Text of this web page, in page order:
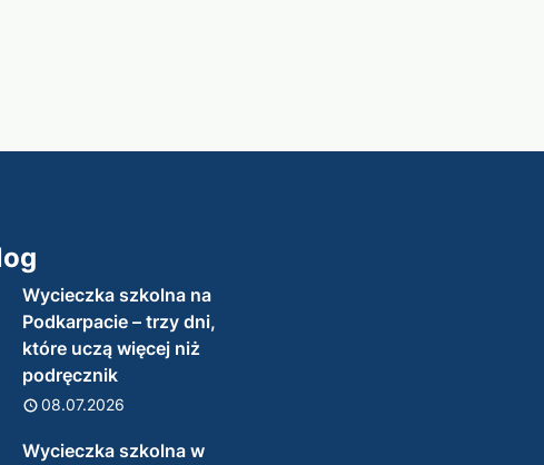
Wycieczka szkolna na
Podkarpacie – trzy dni,
które uczą więcej niż
podręcznik
08.07.2026
Wycieczka szkolna w